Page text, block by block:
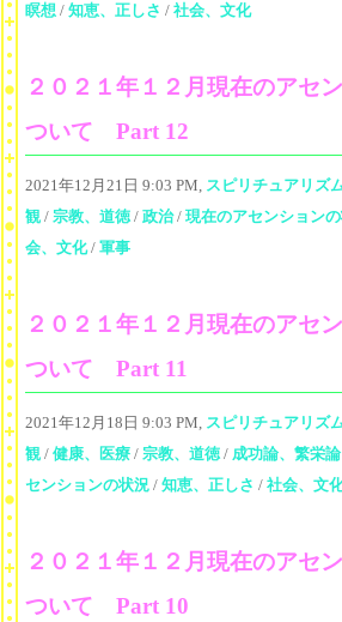
瞑想 / 知恵、正しさ / 社会、文化
２０２１年１２月現在のアセ
ついて Part 12
2021年12月21日 9:03 PM, スピリチュアリズ
観 / 宗教、道徳/ 政治/ 現在のアセンション
会、文化/ 軍事
２０２１年１２月現在のアセ
ついて Part 11
2021年12月18日 9:03 PM, スピリチュアリズ
観 / 健康、医療 / 宗教、道徳/ 成功論、繁栄論
センションの状況 / 知恵、正しさ / 社会、文
２０２１年１２月現在のアセ
ついて Part 10